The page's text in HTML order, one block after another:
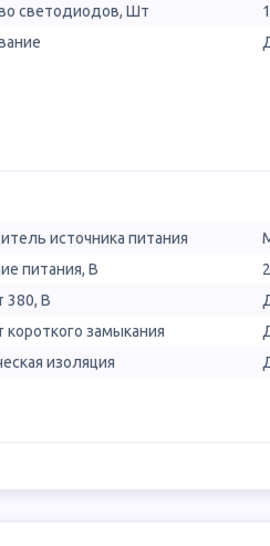
светодиодов, Шт
источника питания
питания, В
380, В
короткого замыкания
изоляция